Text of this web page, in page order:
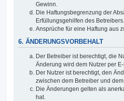
Gewinn.
Die Haftungsbegrenzung der
Erfüllungsgehilfen des Betreibers.
Ansprüche für eine Haftung aus
6. ÄNDERUNGSVORBEHALT
Der Betreiber ist berechtigt, die
Änderung wird dem Nutzer per
Der Nutzer ist berechtigt, den
zwischen dem Betreiber und
Die Änderungen gelten als
hat.